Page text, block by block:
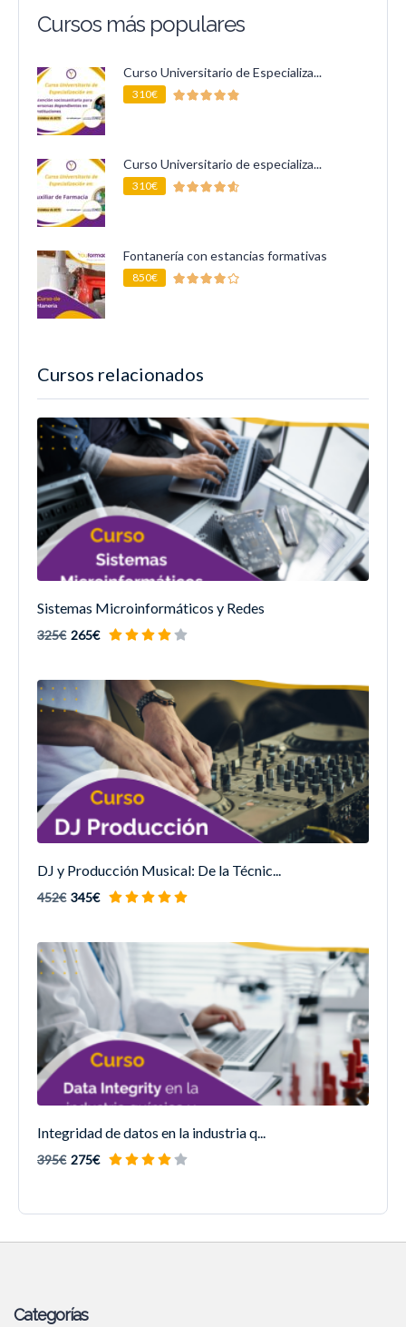
Cursos relacionados
Sistemas Microinformáticos y Redes
325€ 265€
DJ y Producción Musical: De la Técnic...
452€ 345€
Integridad de datos en la industria q...
395€ 275€
Cursos más populares
Curso Universitario de Especializa...
310€
Curso Universitario de especializa...
310€
Fontanería con estancias formativas
850€
Categorías